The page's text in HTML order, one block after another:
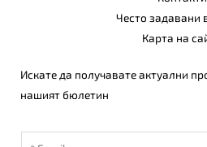
Често задавани
Карта на
Искате да получавате актуални
нашият бюлетин